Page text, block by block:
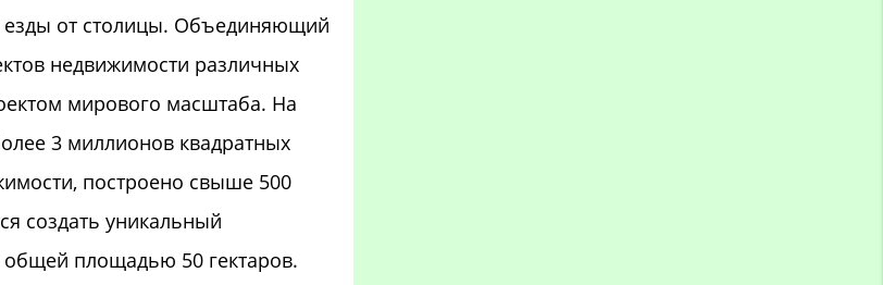
езды от столицы. Объединяющий
недвижимости различных
мирового масштаба. На
3 миллионов квадратных
построено свыше 500
создать уникальный
общей площадью 50 гектаров.